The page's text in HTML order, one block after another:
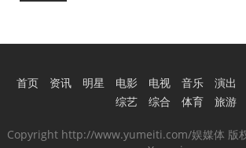
首页 资讯 明星 电影 电视 音乐 演出
综艺
综合 体育 旅游
Copyright http://www.yumeiti.com/娱媒体